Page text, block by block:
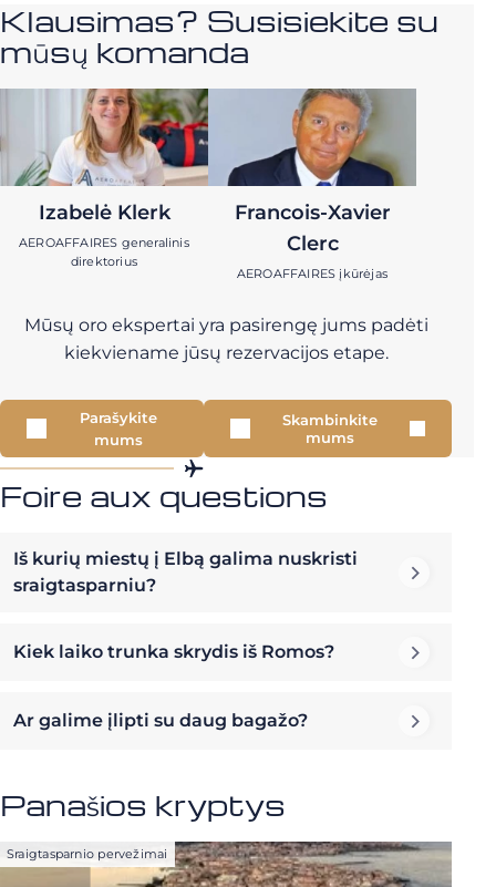
Klausimas? Susisiekite su
mūsų komanda
Izabelė Klerk
AEROAFFAIRES generalinis
direktorius
Francois-Xavier
Clerc
AEROAFFAIRES įkūrėjas
Mūsų oro ekspertai yra pasirengę jums padėti
kiekviename jūsų rezervacijos etape.
Parašykite
mums
Skambinkite
mums
Foire aux questions
Iš kurių miestų į Elbą galima nuskristi
sraigtasparniu?
Kiek laiko trunka skrydis iš Romos?
Ar galime įlipti su daug bagažo?
Panašios kryptys
Sraigtasparnio pervežimai